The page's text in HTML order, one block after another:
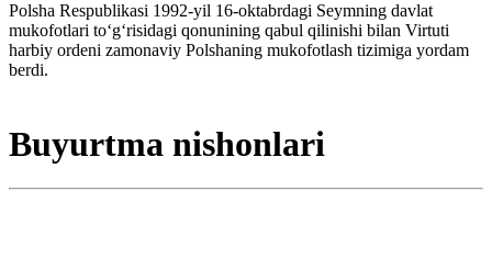
Polsha Respublikasi 1992-yil 16-oktabrdagi Seymning davlat
mukofotlari toʻgʻrisidagi qonunining qabul qilinishi bilan Virtuti
harbiy ordeni zamonaviy Polshaning mukofotlash tizimiga yordam
berdi.
Buyurtma nishonlari